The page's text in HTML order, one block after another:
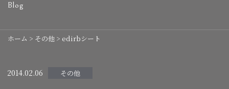
Blog
ホーム > その他 > edirbシート
2014.02.06 その他